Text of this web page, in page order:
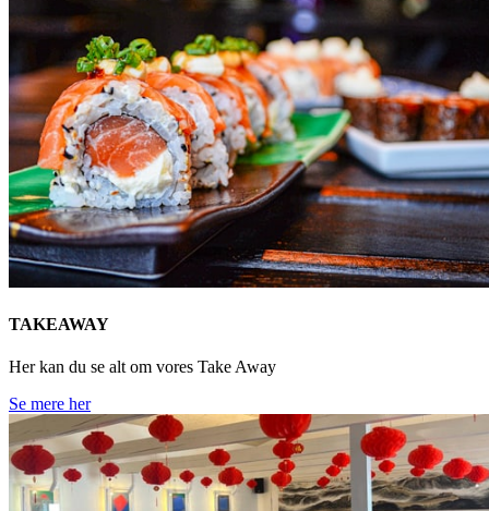
TAKEAWAY
Her kan du se alt om vores Take Away
Se mere her